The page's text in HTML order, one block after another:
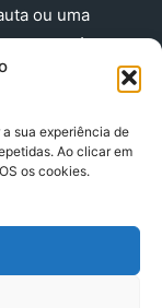
sua experiência de
Ao clicar em
os cookies.
ou uma
agora!
0001-36 End .
– Sala